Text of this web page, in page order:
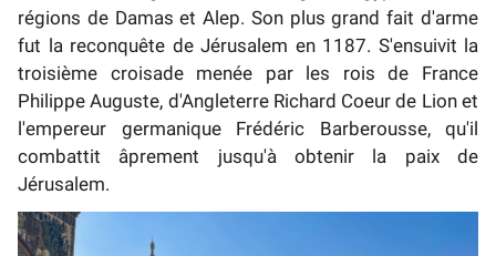
régions de Damas et Alep. Son plus grand fait d'arme
fut la reconquête de Jérusalem en 1187. S'ensuivit la
troisième croisade menée par les rois de France
Philippe Auguste, d'Angleterre Richard Coeur de Lion et
l'empereur germanique Frédéric Barberousse, qu'il
combattit âprement jusqu'à obtenir la paix de
Jérusalem.